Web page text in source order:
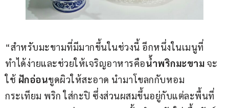
“สำหรับมะขามที่มีมากขึ้นในช่วงนี้ อีกหนึ่งในเมนูที่
ทำได้ง่ายและช่วยให้เจริญอาหารคือน้ำพริกมะขาม จะ
ใช้ ฝักอ่อนขูดผิวให้สะอาด นำมาโขลกกับหอม
กระเทียม พริก ใส่กะปิ ซึ่งส่วนผสมขึ้นอยู่กับแต่ละพื้นที่